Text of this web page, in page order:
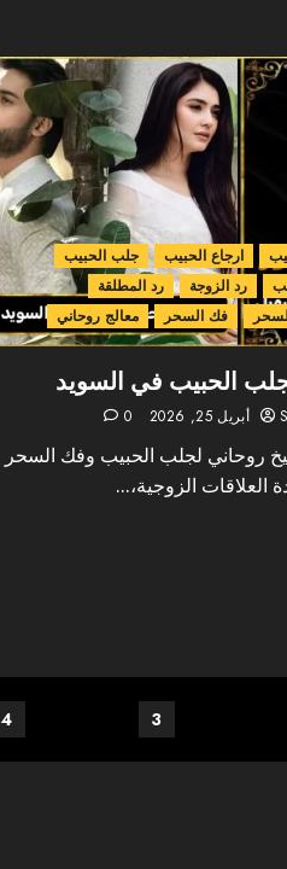
ارجاع الحبيب
جلب الحبيب
رد الزوجة
رد المطلقة
فك السحر معالج روحاني
الحبيب في السويد
أبريل 25, 2026 0
لجلب الحبيب وفك السحر
العلاقات الزوجية،...
3
4